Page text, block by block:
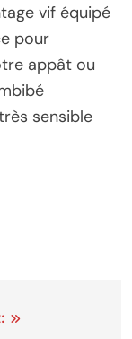
vif équipé
pour
appât ou
sensible